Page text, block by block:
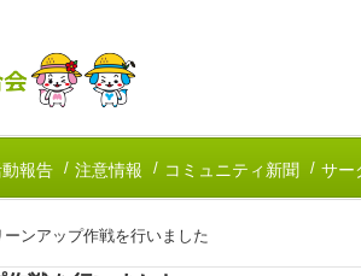
報告 注意情報 コミュニティ新聞 サー
ーンアップ作戦を行いました